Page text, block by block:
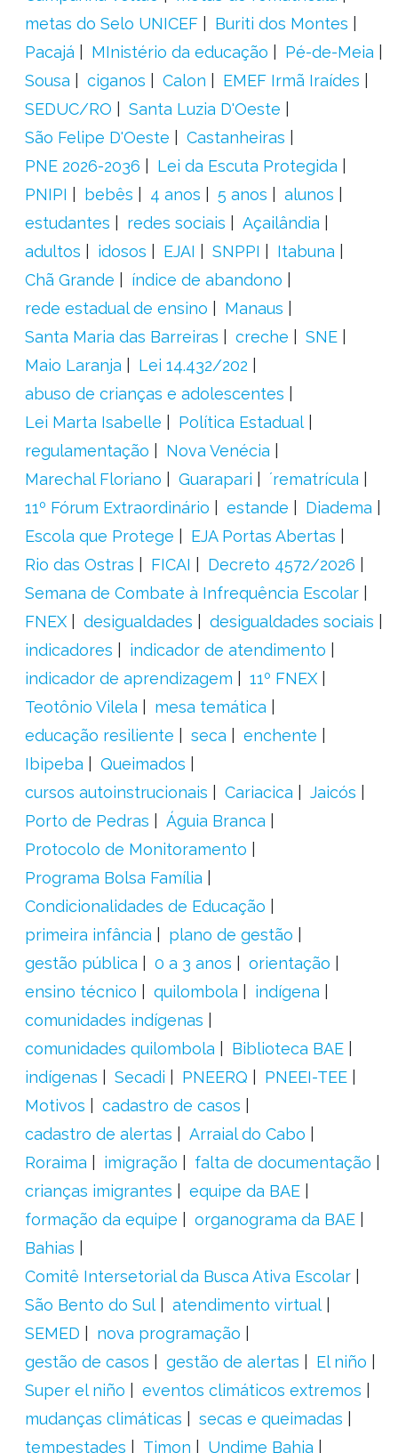
metas do Selo UNICEF
Buriti dos Montes
Pacajá
MInistério da educação
Pé-de-Meia
Sousa
ciganos Calon
EMEF Irmã Iraídes
SEDUC/RO
Santa Luzia D'Oeste
São Felipe D'Oeste
Castanheiras
PNE 2026-2036
Lei da Escuta Protegida
PNIPI
bebês 4 anos 5 anos
alunos
estudantes
redes sociais
Açailândia
adultos
idosos EJAI SNPPI
Itabuna
Chã Grande
índice de abandono
rede estadual de ensino
Manaus
Santa Maria das Barreiras
creche
SNE
Maio Laranja
Lei 14.432/202
abuso de crianças e adolescentes
Lei Marta Isabelle
Política Estadual
regulamentação
Nova Venécia
Marechal Floriano
Guarapari
´rematrícula
11º Fórum Extraordinário
estande
Diadema
Escola que Protege
EJA Portas Abertas
Rio das Ostras
FICAI
Decreto 4572/2026
Semana de Combate à Infrequência Escolar
FNEX
desigualdades
desigualdades sociais
indicadores
indicador de atendimento
indicador de aprendizagem
11º FNEX
Teotônio Vilela
mesa temática
educação resiliente
seca
enchente
Ibipeba
Queimados
cursos autoinstrucionais
Cariacica
Jaicós
Porto de Pedras
Águia Branca
Protocolo de Monitoramento
Programa Bolsa Família
Condicionalidades de Educação
primeira infância
plano de gestão
gestão pública
0 a 3 anos
orientação
ensino técnico
quilombola
indígena
comunidades indígenas
comunidades quilombola
Biblioteca BAE
indígenas
Secadi PNEERQ
PNEEI-TEE
Motivos
cadastro de casos
cadastro de alertas
Arraial do Cabo
Roraima
imigração
falta de documentação
crianças imigrantes
equipe da BAE
formação da equipe
organograma da BAE
Bahias
Comitê Intersetorial da Busca Ativa Escolar
São Bento do Sul
atendimento virtual
SEMED
nova programação
gestão de casos
gestão de alertas
El niño
Super el niño
eventos climáticos extremos
mudanças climáticas
secas e queimadas
tempestades
Timon
Undime Bahia